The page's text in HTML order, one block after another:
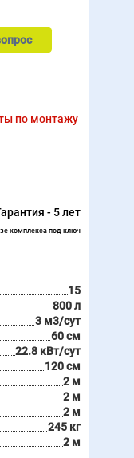
по монтажу
- 5 лет
комплекса под ключ
15
800 л
3 м3/сут
60 см
22.8 кВт/сут
120 см
2 м
2 м
2 м
245 кг
2 м